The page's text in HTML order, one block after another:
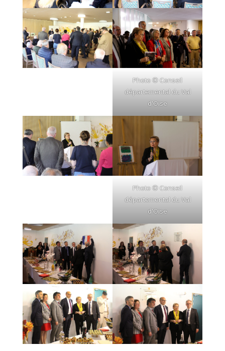
Photo © Conseil
départemental du Val
d'Oise
Photo © Conseil
départemental du Val
d'Oise